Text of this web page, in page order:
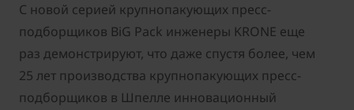
С новой серией крупнопакующих пресс-
подборщиков BiG Pack инженеры KRONE еще
раз демонстрируют, что даже спустя более, чем
25 лет производства крупнопакующих пресс-
подборщиков в Шпелле инновационный